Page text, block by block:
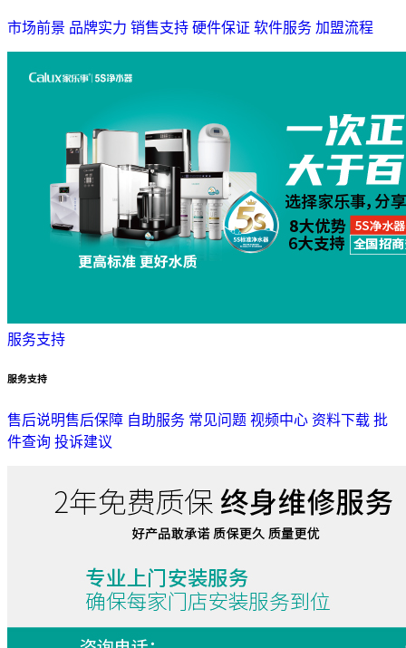
市场前景 品牌实力 销售支持 硬件保证 软件服务 加盟流程
服务支持
服务支持
售后说明售后保障 自助服务 常见问题 视频中心 资料下载 批
件查询 投诉建议